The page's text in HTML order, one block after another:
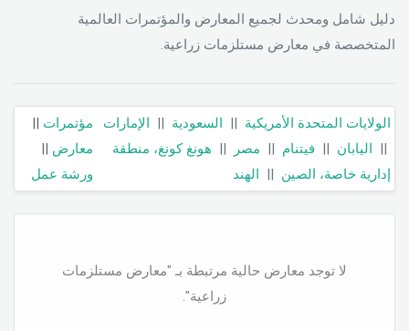
دليل شامل ومحدث لجميع المعارض والمؤتمرات العالمية
المتخصصة في معارض مستلزمات زراعية.
الولايات المتحدة الأمريكية || السعودية || الإمارات
|| اليابان || فيتنام || مصر || هونغ كونغ، منطقة
إدارية خاصة، الصين || الهند
مؤتمرات ||
معارض ||
ورشة عمل
لا توجد معارض حالية مرتبطة بـ "معارض مستلزمات
زراعية".